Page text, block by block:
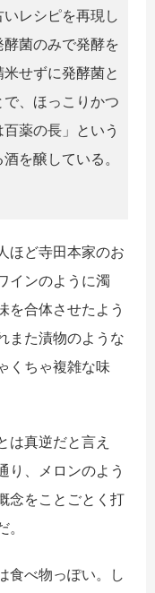
レシピを再現し
菌のみで発酵を
せずに発酵菌と
、ほっこりかつ
薬の長」という
を醸している。
ほど寺田本家のお
インのように濁
を合体させたよう
また漬物のような
くちゃ複雑な味
真逆だと言え
り、メロンのよう
念をことごとく打
食べ物っぽい。し